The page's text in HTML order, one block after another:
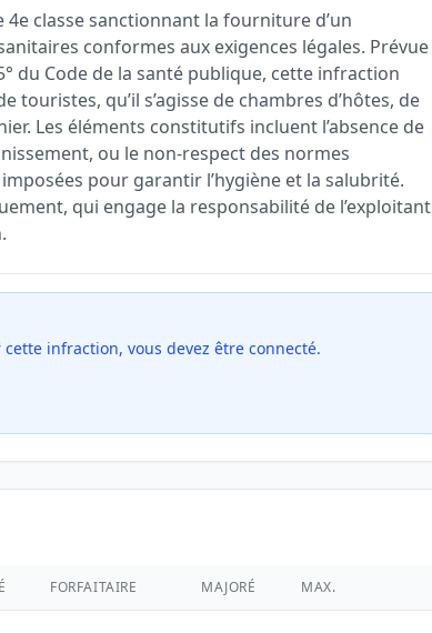
classe sanctionnant la fourniture d’un
conformes aux exigences légales. Prévue
du Code de la santé publique, cette infraction
touristes, qu’il s’agisse de chambres d’hôtes, de
Les éléments constitutifs incluent l’absence de
ou le non-respect des normes
pour garantir l’hygiène et la salubrité.
qui engage la responsabilité de l’exploitant
infraction, vous devez être connecté.
FORFAITAIRE MAJORÉ MAX.